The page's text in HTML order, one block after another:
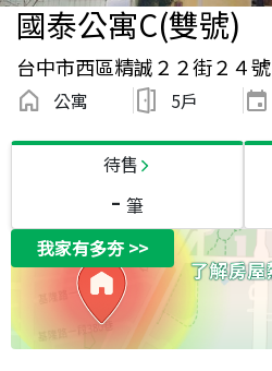
國泰公寓C(雙號)
台中市西區精誠２２街２４號
公寓 5戶
待售
- 筆
我家有多夯>>